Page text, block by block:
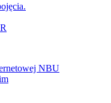
NBU